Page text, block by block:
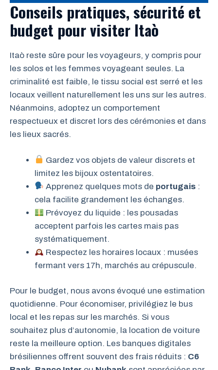
Conseils pratiques, sécurité et
budget pour visiter Itaò
Itaò reste sûre pour les voyageurs, y compris pour
les solos et les femmes voyageant seules. La
criminalité est faible, le tissu social est serré et les
locaux veillent naturellement les uns sur les autres.
Néanmoins, adoptez un comportement
respectueux et discret lors des cérémonies et dans
les lieux sacrés.
Gardez vos objets de valeur discrets et
limitez les bijoux ostentatoires.
Apprenez quelques mots de portugais :
cela facilite grandement les échanges.
Prévoyez du liquide : les pousadas
acceptent parfois les cartes mais pas
systématiquement.
Respectez les horaires locaux : musées
fermant vers 17h, marchés au crépuscule.
Pour le budget, nous avons évoqué une estimation
quotidienne. Pour économiser, privilégiez le bus
local et les repas sur les marchés. Si vous
souhaitez plus d’autonomie, la location de voiture
reste la meilleure option. Les banques digitales
brésiliennes offrent souvent des frais réduits : C6